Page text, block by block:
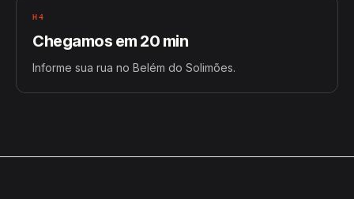
H4
Chegamos em 20 min
Informe sua rua no Belém do Solimões.